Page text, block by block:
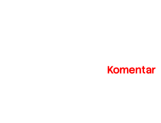
Komentar